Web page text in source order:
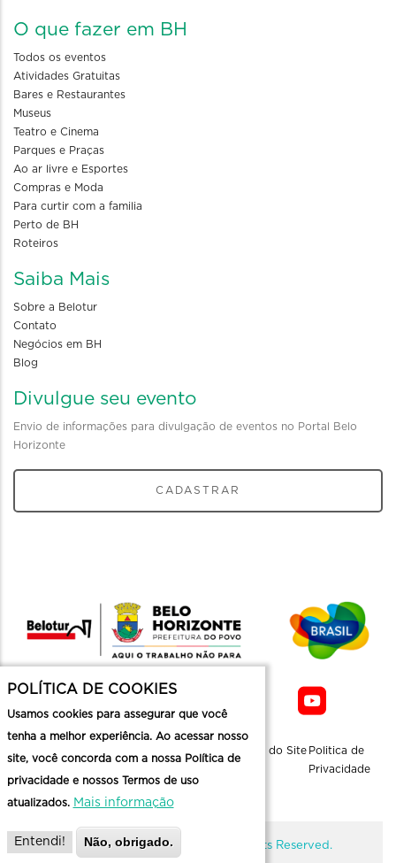
O que fazer em BH
Todos os eventos
Atividades Gratuitas
Bares e Restaurantes
Museus
Teatro e Cinema
Parques e Praças
Ao ar livre e Esportes
Compras e Moda
Para curtir com a familia
Perto de BH
Roteiros
Saiba Mais
Sobre a Belotur
Contato
Negócios em BH
Blog
Divulgue seu evento
Envio de informações para divulgação de eventos no Portal Belo
Horizonte
CADASTRAR
Mapa do Site Politica de
Privacidade
@ Copyright Belotur 2026. All Rights Reserved.
POLÍTICA DE COOKIES
Usamos cookies para assegurar que você
tenha a melhor experiência. Ao acessar nosso
site, você concorda com a nossa Política de
privacidade e nossos Termos de uso
atualizados. Mais informação
Entendi! Não, obrigado.